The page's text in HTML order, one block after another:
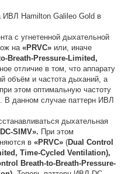
ИВЛ Hamilton Galileo Gold в
с угнетенной дыхательной
на «PRVC» или, иначе
-Breath-Pressure- Limited ,
отличие в том, что аппарату
объём и частота дыханий, а
этом оптимальную частоту
В данном случае паттерн ИВЛ
дыхательная
DC-SIMV». При этом
в «PRVC» (Dual Control
Time-Cycled Ventilation),
Breath-to-Breath-Pressure-